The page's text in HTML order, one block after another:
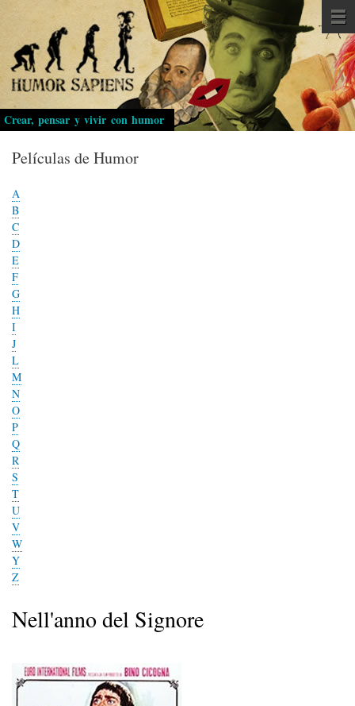
Pasar
al
contenido
principal
Crear, pensar y vivir con humor
Películas de Humor
A
B
C
D
E
F
G
H
I
J
L
M
N
O
P
Q
R
S
T
U
V
W
Y
Z
Nell'anno del Signore